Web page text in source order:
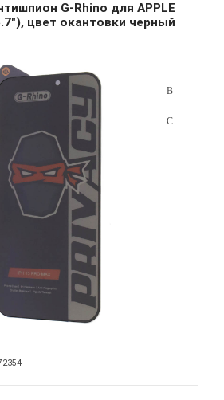
G-Rhino для APPLE
цвет окантовки черный